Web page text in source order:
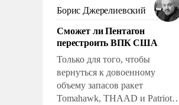
ударами судьбы, брать на себя
ответственность, помогать
слабым, идти вперед и
адаптироваться.
Борис Джерелиевский
Сможет ли Пентагон
перестроить ВПК США
Только для того, чтобы
вернуться к довоенному
объему запасов ракет
Tomahawk, THAAD и Patriot